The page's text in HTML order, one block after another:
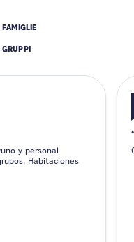
FAMIGLIE
GRUPPI
y personal
Habitaciones